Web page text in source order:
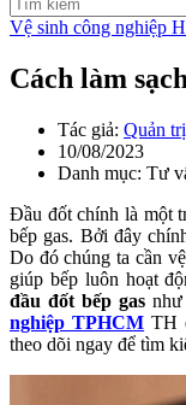
Vệ sinh công nghiệp
Cách làm
Tác giả: Quản trị
10/08/2023
Danh mục: Tư
Đầu đốt chính là một
bếp gas. Bởi đây
Do đó chúng ta cần
giúp bếp luôn hoạt
đầu đốt bếp gas
nghiệp TPHCM TH
theo dõi ngay để tìm